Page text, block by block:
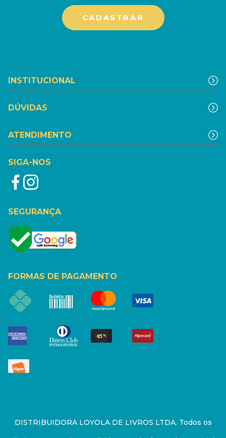
INSTITUCIONAL
DÚVIDAS
ATENDIMENTO
SIGA-NOS
SEGURANÇA
FORMAS DE PAGAMENTO
DISTRIBUIDORA LOYOLA DE LIVROS LTDA. Todos os